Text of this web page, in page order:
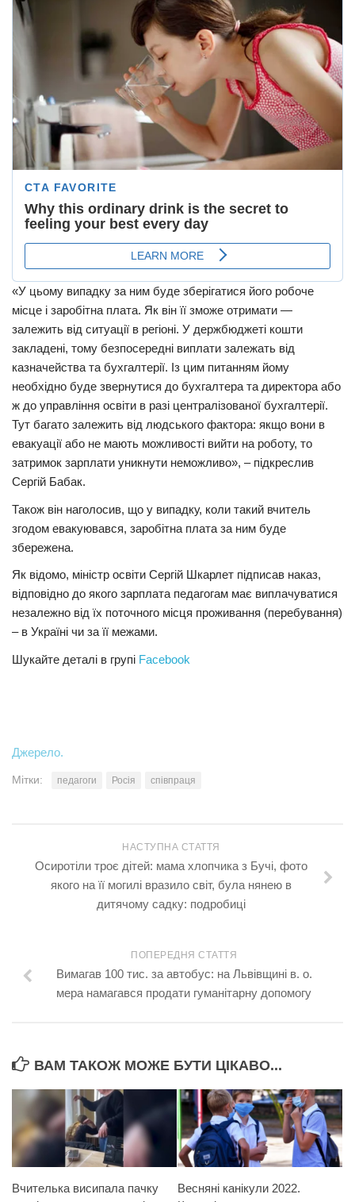
«У цьому випадку за ним буде зберігатися його робоче
місце і заробітна плата. Як він її зможе отримати —
залежить від ситуації в регіоні. У держбюджеті кошти
закладені, тому безпосередні виплати залежать від
казначейства та бухгалтерії. Із цим питанням йому
необхідно буде звернутися до бухгалтера та директора або
ж до управління освіти в разі централізованої бухгалтерії.
Тут багато залежить від людського фактора: якщо вони в
евакуації або не мають можливості вийти на роботу, то
затримок зарплати уникнути неможливо», – підкреслив
Сергій Бабак.
Також він наголосив, що у випадку, коли такий вчитель
згодом евакуювався, заробітна плата за ним буде
збережена.
Як відомо, міністр освіти Сергій Шкарлет підписав наказ,
відповідно до якого зарплата педагогам має виплачуватися
незалежно від їх поточного місця проживання (перебування)
– в Україні чи за її межами.
Шукайте деталі в групі Facebook
Джерело.
Мітки: педагоги Росія співпраця
НАСТУПНА СТАТТЯ
Осиротіли троє дітей: мама хлопчика з Бучі, фото
якого на її могилі вразило світ, була нянею в
дитячому садку: подробиці
ПОПЕРЕДНЯ СТАТТЯ
Вимагав 100 тис. за автобус: на Львівщині в. о.
мера намагався продати гуманітарну допомогу
ВАМ ТАКОЖ МОЖЕ БУТИ ЦІКАВО...
Вчителька висипала пачку
Весняні канікули 2022.